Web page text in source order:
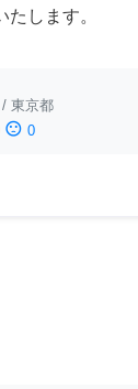
たします。
/ 東京都
sentiment_dissatisfied 0